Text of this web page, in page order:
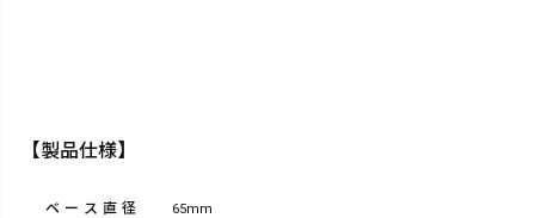
【製品仕様】
ベース直径 65mm